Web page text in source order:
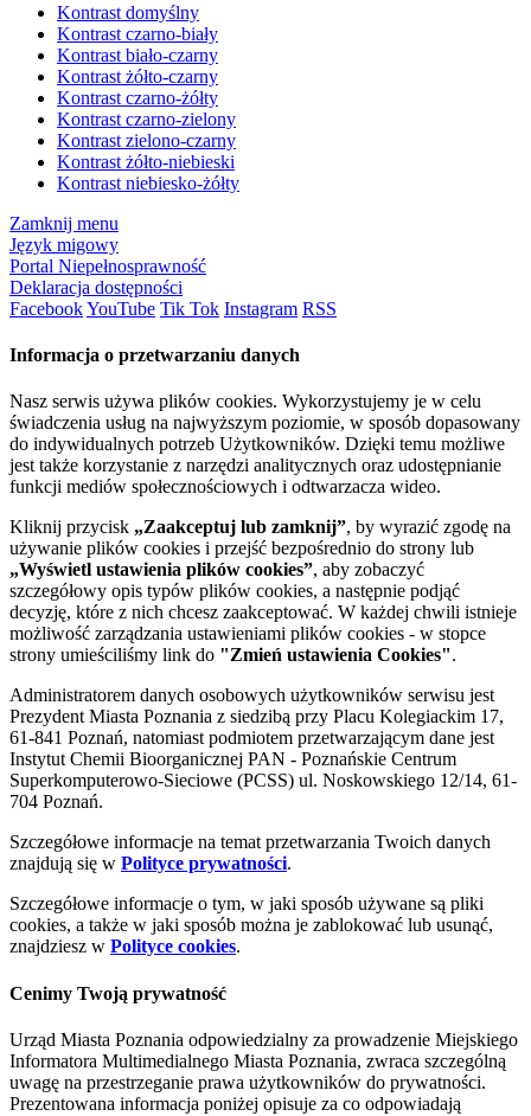
Kontrast domyślny
Kontrast czarno-biały
Kontrast biało-czarny
Kontrast żółto-czarny
Kontrast czarno-żółty
Kontrast czarno-zielony
Kontrast zielono-czarny
Kontrast żółto-niebieski
Kontrast niebiesko-żółty
Zamknij menu
Język migowy
Portal Niepełnosprawność
Deklaracja dostępności
FacebookYouTube Tik Tok Instagram RSS
Informacja o przetwarzaniu danych
Nasz serwis używa plików cookies. Wykorzystujemy je w celu
świadczenia usług na najwyższym poziomie, w sposób dopasowany
do indywidualnych potrzeb Użytkowników. Dzięki temu możliwe
jest także korzystanie z narzędzi analitycznych oraz udostępnianie
funkcji mediów społecznościowych i odtwarzacza wideo.
Kliknij przycisk „Zaakceptuj lub zamknij”, by wyrazić zgodę na
używanie plików cookies i przejść bezpośrednio do strony lub
„Wyświetl ustawienia plików cookies”, aby zobaczyć
szczegółowy opis typów plików cookies, a następnie podjąć
decyzję, które z nich chcesz zaakceptować. W każdej chwili istnieje
możliwość zarządzania ustawieniami plików cookies - w stopce
strony umieściliśmy link do "Zmień ustawienia Cookies".
Administratorem danych osobowych użytkowników serwisu jest
Prezydent Miasta Poznania z siedzibą przy Placu Kolegiackim 17,
61-841 Poznań, natomiast podmiotem przetwarzającym dane jest
Instytut Chemii Bioorganicznej PAN - Poznańskie Centrum
Superkomputerowo-Sieciowe (PCSS) ul. Noskowskiego 12/14, 61-
704 Poznań.
Szczegółowe informacje na temat przetwarzania Twoich danych
znajdują się w Polityce prywatności.
Szczegółowe informacje o tym, w jaki sposób używane są pliki
cookies, a także w jaki sposób można je zablokować lub usunąć,
znajdziesz w Polityce cookies.
Cenimy Twoją prywatność
Urząd Miasta Poznania odpowiedzialny za prowadzenie Miejskiego
Informatora Multimedialnego Miasta Poznania, zwraca szczególną
uwagę na przestrzeganie prawa użytkowników do prywatności.
Prezentowana informacja poniżej opisuje za co odpowiadają